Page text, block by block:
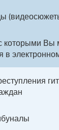
которыми Вы
в